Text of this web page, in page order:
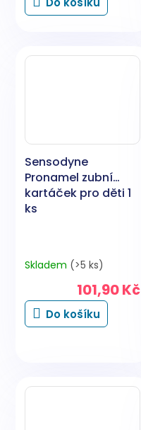
Sensodyne
Pronamel zubní
kartáček pro děti 1
ks
Skladem (>5 ks)
101,90 Kč
Do košíku